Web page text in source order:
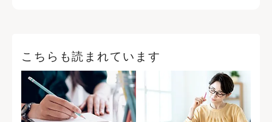
こちらも読まれています